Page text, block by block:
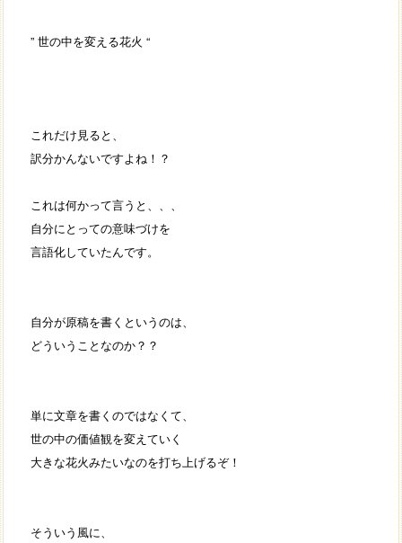
” 世の中を変える花火 “
これだけ見ると、
訳分かんないですよね！？
これは何かって言うと、、、
自分にとっての意味づけを
言語化していたんです。
自分が原稿を書くというのは、
どういうことなのか？？
単に文章を書くのではなくて、
世の中の価値観を変えていく
大きな花火みたいなのを打ち上げるぞ！
そういう風に、